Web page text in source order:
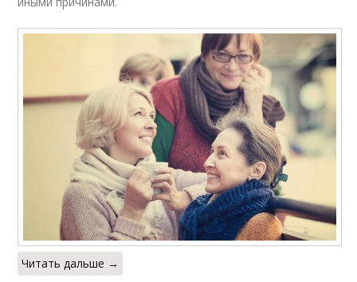
Читать дальше →